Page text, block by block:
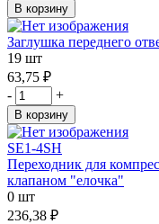
В корзину
Заглушка переднего
19 шт
63,75 ₽
-
+
В корзину
SE1-4SH
Переходник для
клапаном "елочка"
0 шт
236,38 ₽